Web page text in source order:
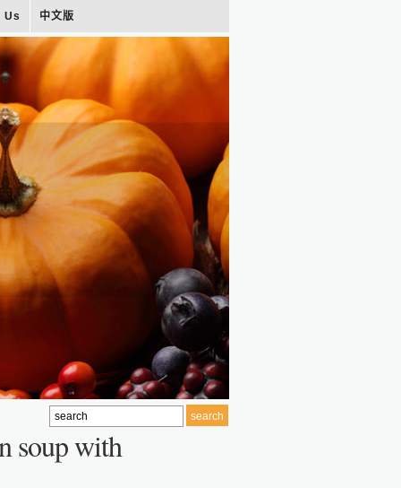
Us 中文版
soup with